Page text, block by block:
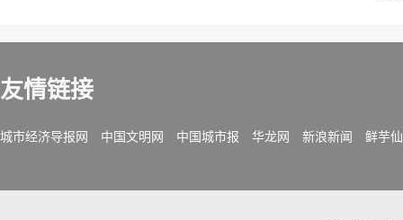
友情链接
城市经济导报网 中国文明网 中国城市报 华龙网 新浪新闻 鲜芋仙